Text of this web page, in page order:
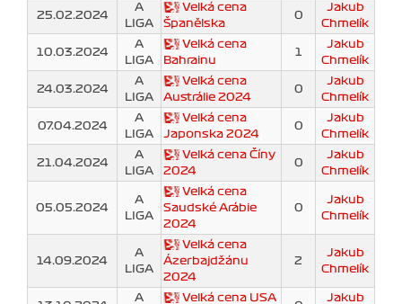
25.02.2024
A
LIGA
Velká cena
Španělska
0
Jakub
Chmelík
10.03.2024
A
LIGA
Velká cena
Bahrainu
1
Jakub
Chmelík
24.03.2024
A
LIGA
Velká cena
Austrálie 2024
0
Jakub
Chmelík
07.04.2024
A
LIGA
Velká cena
Japonska 2024
0
Jakub
Chmelík
21.04.2024
A
LIGA
Velká cena Číny
2024
0
Jakub
Chmelík
05.05.2024
A
LIGA
Velká cena
Saudské Arábie
2024
0
Jakub
Chmelík
14.09.2024
A
LIGA
Velká cena
Ázerbajdžánu
2024
2
Jakub
Chmelík
A
Velká cena USA
Jakub